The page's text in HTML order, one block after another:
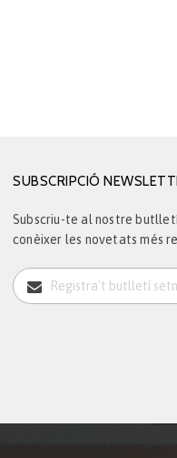
SUBSCRIPCIÓ
Subscriu-te al nostre
conèixer les novetats més